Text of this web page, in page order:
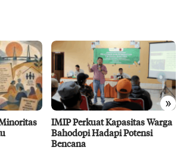
»
IMIP Perkuat Kapasitas Warga
Bahodopi Hadapi Potensi
Bencana